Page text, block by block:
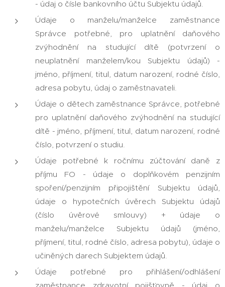
- údaj o čísle bankovního účtu Subjektu údajů.
Údaje o manželu/manželce zaměstnance
Správce potřebné, pro uplatnění daňového
zvýhodnění na studující dítě (potvrzení o
neuplatnění manželem/kou Subjektu údajů) -
jméno, příjmení, titul, datum narození, rodné číslo,
adresa pobytu, údaj o zaměstnavateli.
Údaje o dětech zaměstnance Správce, potřebné
pro uplatnění daňového zvýhodnění na studující
dítě - jméno, příjmení, titul, datum narození, rodné
číslo, potvrzení o studiu.
Údaje potřebné k ročnímu zúčtování daně z
příjmu FO - údaje o doplňkovém penzijním
spoření/penzijním připojištění Subjektu údajů,
údaje o hypotečních úvěrech Subjektu údajů
(číslo úvěrové smlouvy) + údaje o
manželu/manželce Subjektu údajů (jméno,
příjmení, titul, rodné číslo, adresa pobytu), údaje o
učiněných darech Subjektem údajů.
Údaje potřebné pro přihlášení/odhlášení